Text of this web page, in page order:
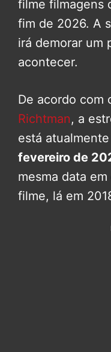
filme filmagens
fim de 2026. A
irá demorar um
acontecer.
De acordo com
Richtman, a
está
fevereiro de
mesma data
filme, lá em